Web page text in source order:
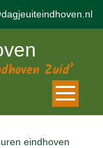
Zuid’
eindhoven